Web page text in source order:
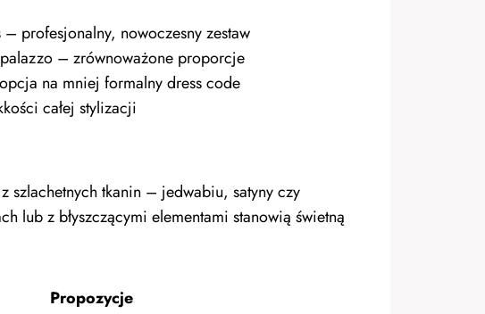
profesjonalny, nowoczesny zestaw
– zrównoważone proporcje
na mniej formalny dress code
całej stylizacji
szlachetnych tkanin – jedwabiu, satyny czy
lub z błyszczącymi elementami stanowią świetną
Propozycje